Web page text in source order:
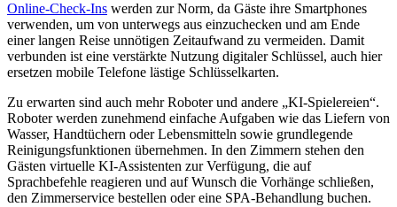
Online-Check-Ins werden zur Norm, da Gäste ihre Smartphones
verwenden, um von unterwegs aus einzuchecken und am Ende
einer langen Reise unnötigen Zeitaufwand zu vermeiden. Damit
verbunden ist eine verstärkte Nutzung digitaler Schlüssel, auch hier
ersetzen mobile Telefone lästige Schlüsselkarten.
Zu erwarten sind auch mehr Roboter und andere „KI-Spielereien“.
Roboter werden zunehmend einfache Aufgaben wie das Liefern von
Wasser, Handtüchern oder Lebensmitteln sowie grundlegende
Reinigungsfunktionen übernehmen. In den Zimmern stehen den
Gästen virtuelle KI-Assistenten zur Verfügung, die auf
Sprachbefehle reagieren und auf Wunsch die Vorhänge schließen,
den Zimmerservice bestellen oder eine SPA-Behandlung buchen.